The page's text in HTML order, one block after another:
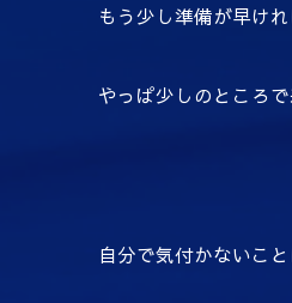
もう少し準備が早け
やっぱ少しのところで
自分で気付かないこ